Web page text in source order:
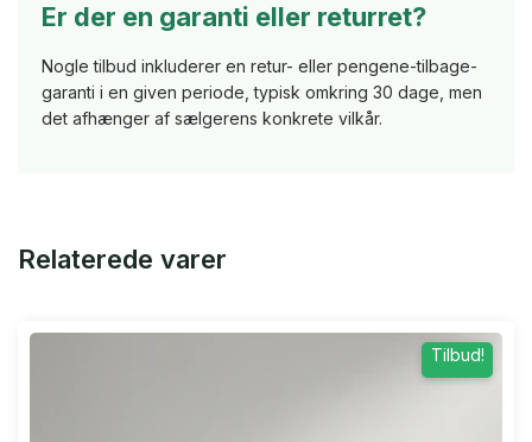
Er der en garanti eller returret?
Nogle tilbud inkluderer en retur- eller pengene-tilbage-
garanti i en given periode, typisk omkring 30 dage, men
det afhænger af sælgerens konkrete vilkår.
Relaterede varer
Tilbud!